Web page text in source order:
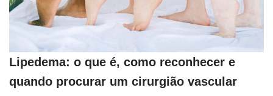
Lipedema: o que é, como reconhecer e
quando procurar um cirurgião vascular